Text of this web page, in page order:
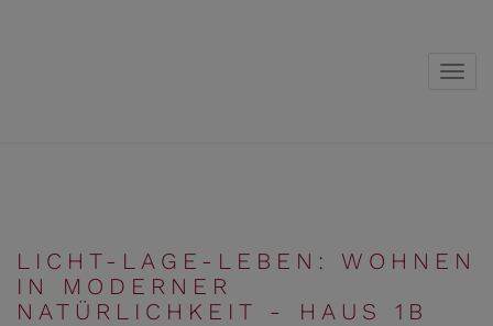
LICHT-LAGE-LEBEN: WOHNEN
IN MODERNER
NATÜRLICHKEIT - HAUS 1B